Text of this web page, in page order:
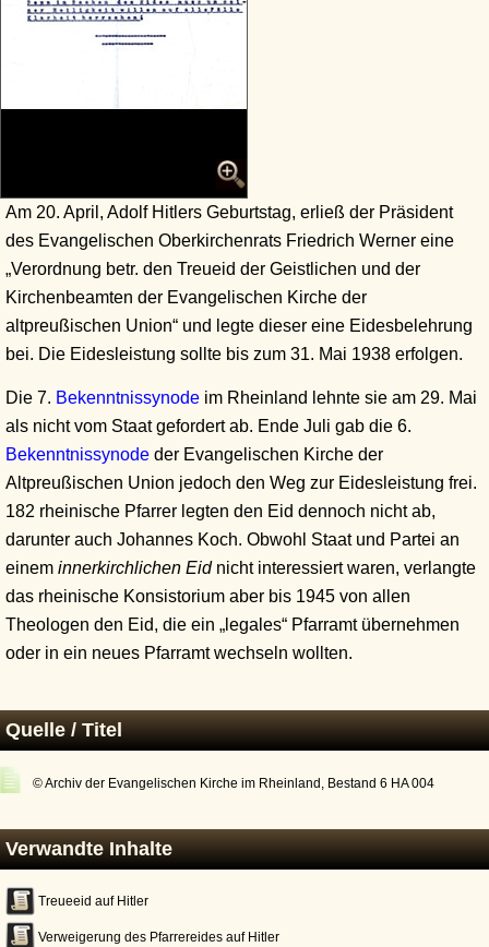
Am 20. April, Adolf Hitlers Geburtstag, erließ der Präsident
des Evangelischen Oberkirchenrats Friedrich Werner eine
„Verordnung betr. den Treueid der Geistlichen und der
Kirchenbeamten der Evangelischen Kirche der
altpreußischen Union“ und legte dieser eine Eidesbelehrung
bei. Die Eidesleistung sollte bis zum 31. Mai 1938 erfolgen.
Die 7. Bekenntnissynode im Rheinland lehnte sie am 29. Mai
als nicht vom Staat gefordert ab. Ende Juli gab die 6.
Bekenntnissynode der Evangelischen Kirche der
Altpreußischen Union jedoch den Weg zur Eidesleistung frei.
182 rheinische Pfarrer legten den Eid dennoch nicht ab,
darunter auch Johannes Koch. Obwohl Staat und Partei an
einem innerkirchlichen Eidnicht interessiert waren, verlangte
das rheinische Konsistorium aber bis 1945 von allen
Theologen den Eid, die ein „legales“ Pfarramt übernehmen
oder in ein neues Pfarramt wechseln wollten.
Quelle / Titel
© Archiv der Evangelischen Kirche im Rheinland, Bestand 6 HA 004
Verwandte Inhalte
Treueeid auf Hitler
Verweigerung des Pfarrereides auf Hitler